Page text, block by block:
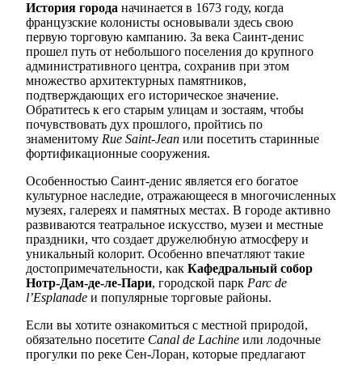
История города начинается в 1673 году, когда
французские колонисты основывали здесь свою
первую торговую кампанию. За века Саинт-денис
прошел путь от небольшого поселения до крупного
административного центра, сохранив при этом
множество архитектурных памятников,
подтверждающих его историческое значение.
Обратитесь к его старым улицам и зостаям, чтобы
почувствовать дух прошлого, пройтись по
знаменитому Rue Saint-Jean или посетить старинные
фортификационные сооружения.
Особенностью Саинт-денис является его богатое
культурное наследие, отражающееся в многочисленных
музеях, галереях и памятных местах. В городе активно
развиваются театральное искусство, музеи и местные
праздники, что создает дружелюбную атмосферу и
уникальный колорит. Особенно впечатляют такие
достопримечательности, как Кафедральный собор
Нотр-Дам-де-ле-Пари, городской парк Parc de
l’Esplanade и популярные торговые районы.
Если вы хотите ознакомиться с местной природой,
обязательно посетите Canal de Lachine или лодочные
прогулки по реке Сен-Лоран, которые предлагают